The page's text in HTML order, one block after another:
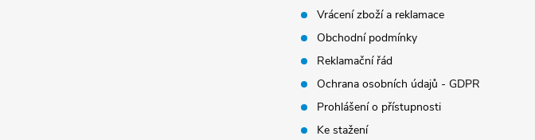
Vrácení zboží a reklamace
Obchodní podmínky
Reklamační řád
Ochrana osobních údajů - GDPR
Prohlášení o přístupnosti
Ke stažení